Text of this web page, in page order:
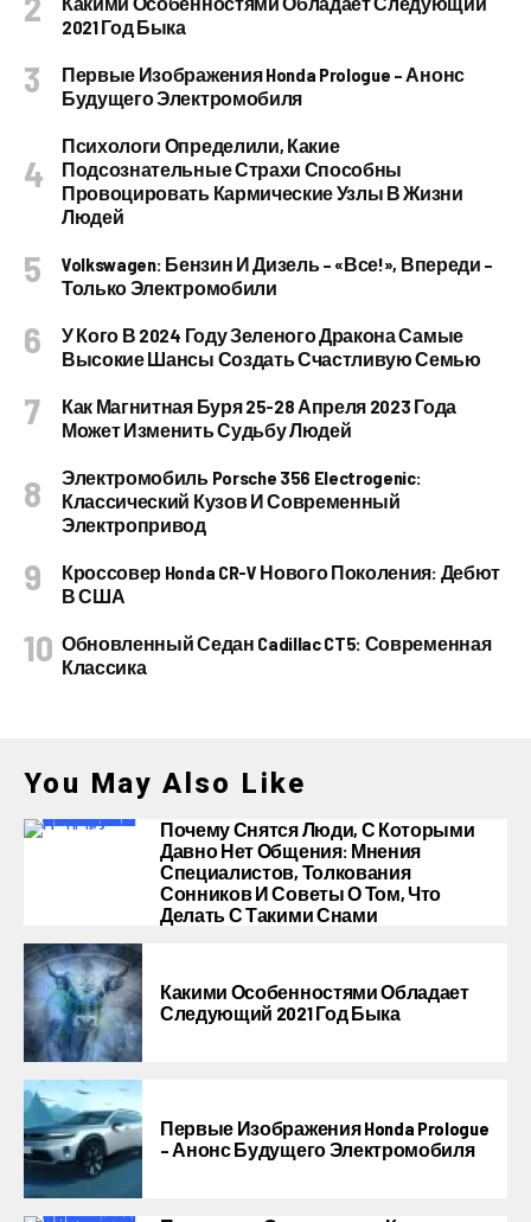
2021 Год Быка
Первые Изображения Honda Prologue – Анонс
Будущего Электромобиля
Психологи Определили, Какие
Подсознательные Страхи Способны
Провоцировать Кармические Узлы В Жизни
Людей
Volkswagen: Бензин И Дизель – «все!», Впереди –
Только Электромобили
У Кого В 2024 Году Зеленого Дракона Самые
Высокие Шансы Создать Счастливую Семью
Как Магнитная Буря 25-28 Апреля 2023 Года
Может Изменить Судьбу Людей
Электромобиль Porsche 356 Electrogenic:
Классический Кузов И Современный
Электропривод
Кроссовер Honda CR-V Нового Поколения: Дебют
В США
Обновленный Седан Cadillac CT5: Современная
Классика
You May Also Like
Почему Снятся Люди, С Которыми
Давно Нет Общения: Мнения
Специалистов, Толкования
Сонников И Советы О Том, Что
Делать С Такими Снами
Какими Особенностями Обладает
Следующий 2021 Год Быка
Первые Изображения Honda Prologue
– Анонс Будущего Электромобиля